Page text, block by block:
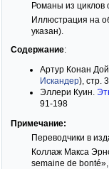
Романы из
Иллюстрация на
указан).
Содержание:
Артур Конан
Искандер), стр.
Эллери Куин.
91-198
Примечание:
Переводчики в
Коллаж Макса
semaine de bonté»,